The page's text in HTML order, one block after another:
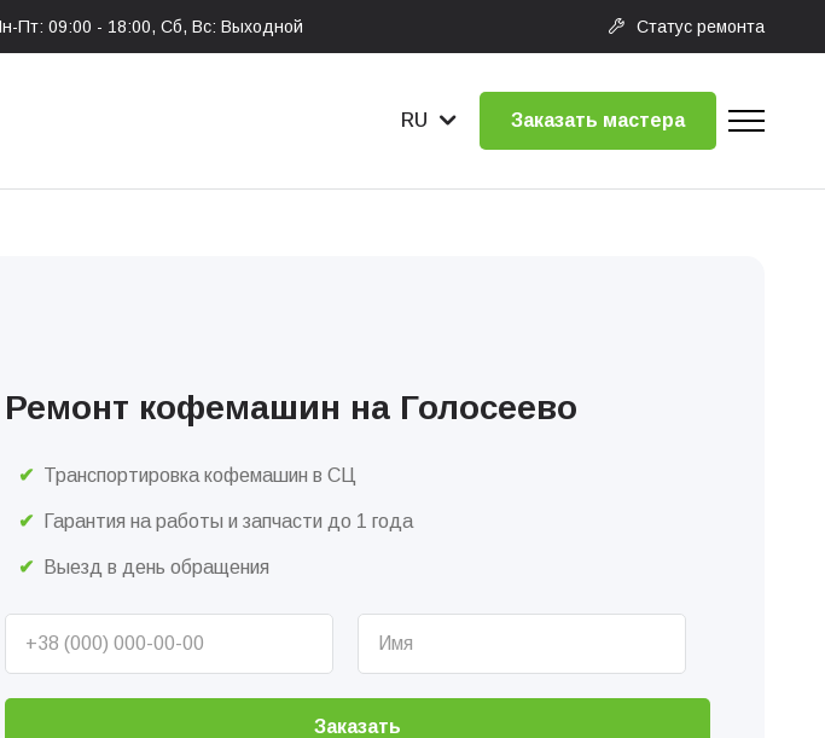
Пт: 09:00 - 18:00, Сб, Вс: Выходной Статус ремонта
RU Заказать мастера
Ремонт кофемашин на Голосеево
Транспортировка кофемашин в СЦ
Гарантия на работы и запчасти до 1 года
Выезд в день обращения
Заказать